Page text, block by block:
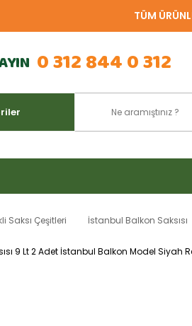
TÜM
0 312 844 0 312
Saksı Çeşitleri İstanbul Balkon Saksısı